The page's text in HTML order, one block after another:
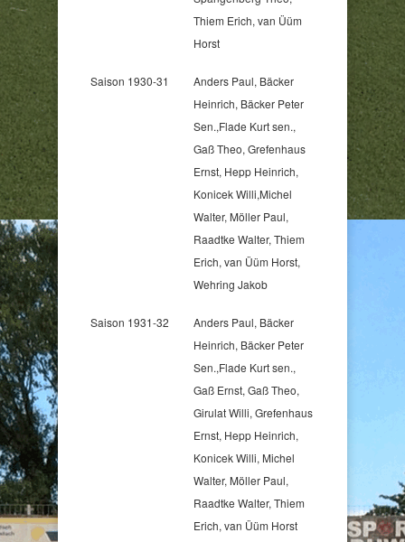
Thiem Erich, van Üüm
Horst
Saison 1930-31
Anders Paul, Bäcker
Heinrich, Bäcker Peter
Sen.,Flade Kurt sen.,
Gaß Theo, Grefenhaus
Ernst, Hepp Heinrich,
Konicek Willi,Michel
Walter, Möller Paul,
Raadtke Walter, Thiem
Erich, van Üüm Horst,
Wehring Jakob
Saison 1931-32
Anders Paul, Bäcker
Heinrich, Bäcker Peter
Sen.,Flade Kurt sen.,
Gaß Ernst, Gaß Theo,
Girulat Willi, Grefenhaus
Ernst, Hepp Heinrich,
Konicek Willi, Michel
Walter, Möller Paul,
Raadtke Walter, Thiem
Erich, van Üüm Horst